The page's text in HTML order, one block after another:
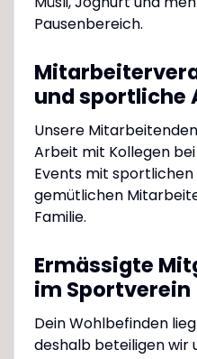
Pausenbereich.
und sportliche
Unsere
Arbeit mit Kollegen
Events mit
gemütlichen
Familie.
Ermässigte
im Sportverein
Dein Wohlbefinden
deshalb beteiligen wir